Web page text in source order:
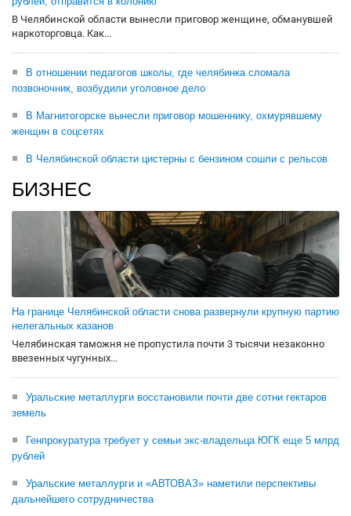
В Челябинской области вынесли приговор женщине, обманувшей
наркоторговца. Как...
В отношении педагогов школы, где челябинка сломала
позвоночник, возбудили уголовное дело
В Магнитогорске вынесли приговор мошеннику, охмурявшему
женщин в соцсетях
В Челябинской области цистерны с бензином сошли с рельсов
БИЗНЕС
На границе Челябинской области снова развернули крупную партию
нелегальных казанов
Челябинская таможня не пропустила почти 3 тысячи незаконно
ввезенных чугунных...
Уральские металлурги восстановили почти две сотни гектаров
земель
Генпрокуратура требует у семьи экс-владельца ЮГК еще 5 млрд
рублей
Уральские металлурги и «АВТОВАЗ» наметили перспективы
дальнейшего сотрудничества